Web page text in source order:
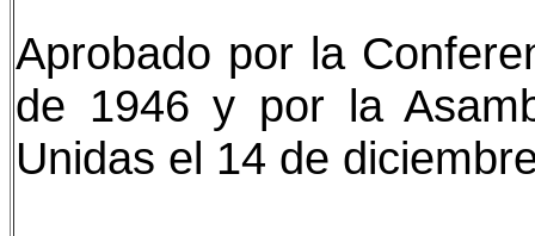
Aprobado por la
de 1946 y por la
Unidas el 14 de